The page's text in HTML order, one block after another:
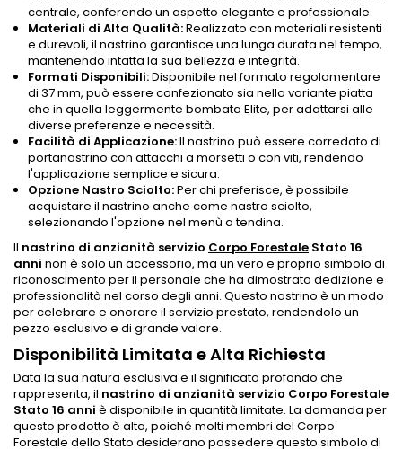
centrale, conferendo un aspetto elegante e professionale.
Materiali di Alta Qualità:Realizzato con materiali resistenti
e durevoli, il nastrino garantisce una lunga durata nel tempo,
mantenendo intatta la sua bellezza e integrità.
Formati Disponibili:Disponibile nel formato regolamentare
di 37 mm, può essere confezionato sia nella variante piatta
che in quella leggermente bombata Elite, per adattarsi alle
diverse preferenze e necessità.
Facilità di Applicazione:Il nastrino può essere corredato di
portanastrino con attacchi a morsetti o con viti, rendendo
l'applicazione semplice e sicura.
Opzione Nastro Sciolto:Per chi preferisce, è possibile
acquistare il nastrino anche come nastro sciolto,
selezionando l'opzione nel menù a tendina.
Il nastrino di anzianità servizio Corpo Forestale Stato 16
anni non è solo un accessorio, ma un vero e proprio simbolo di
riconoscimento per il personale che ha dimostrato dedizione e
professionalità nel corso degli anni. Questo nastrino è un modo
per celebrare e onorare il servizio prestato, rendendolo un
pezzo esclusivo e di grande valore.
Disponibilità Limitata e Alta Richiesta
Data la sua natura esclusiva e il significato profondo che
rappresenta, il nastrino di anzianità servizio Corpo Forestale
Stato 16 anni è disponibile in quantità limitate. La domanda per
questo prodotto è alta, poiché molti membri del Corpo
Forestale dello Stato desiderano possedere questo simbolo di